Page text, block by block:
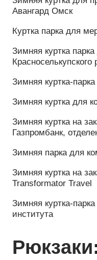
Спортивные костюмы
Спортивные костюмы
Сумка для компании
дистрибьютор в России
Сумка на заказ для
Спортивные костюмы
Энергия Волги
Сумки:
Толстовки на заказ для
Толстовка на заказ для